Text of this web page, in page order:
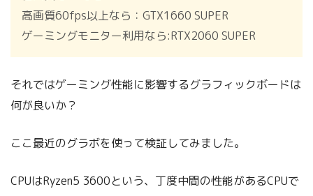
高画質60fps以上なら：GTX1660 SUPER
ゲーミングモニター利用なら:RTX2060 SUPER
それではゲーミング性能に影響するグラフィックボードは
何が良いか？
ここ最近のグラボを使って検証してみました。
CPUはRyzen5 3600という、丁度中間の性能があるCPUで